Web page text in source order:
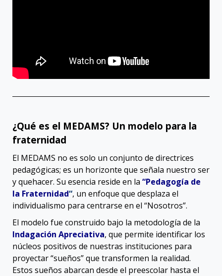
¿Qué es el MEDAMS? Un modelo para la
fraternidad
El MEDAMS no es solo un conjunto de directrices
pedagógicas; es un horizonte que señala nuestro ser
y quehacer. Su esencia reside en la “Pedagogía de
la Fraternidad“, un enfoque que desplaza el
individualismo para centrarse en el “Nosotros”.
El modelo fue construido bajo la metodología de la
Indagación Apreciativa, que permite identificar los
núcleos positivos de nuestras instituciones para
proyectar “sueños” que transformen la realidad.
Estos sueños abarcan desde el preescolar hasta el